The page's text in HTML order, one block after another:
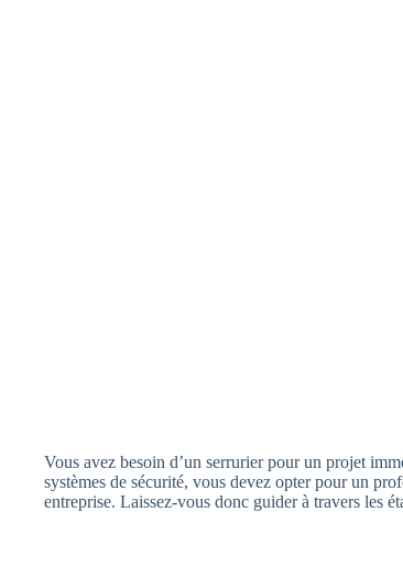
Vous avez besoin d’un serrurier pour un projet
systèmes de sécurité, vous devez opter pour un
entreprise. Laissez-vous donc guider à travers les